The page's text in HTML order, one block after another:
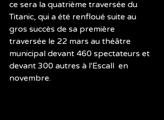
ce sera la quatrième traversée du
Titanic, qui a été renfloué suite au
gros succès de sa première
traversée le 22 mars au théâtre
municipal devant 460 spectateurs et
devant 300 autres à l'Escall  en
novembre.